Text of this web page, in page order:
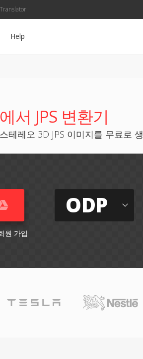
Help
서 JPS 변환기
테레오 3D JPS 이미지를 무료로
원 가입
ODP